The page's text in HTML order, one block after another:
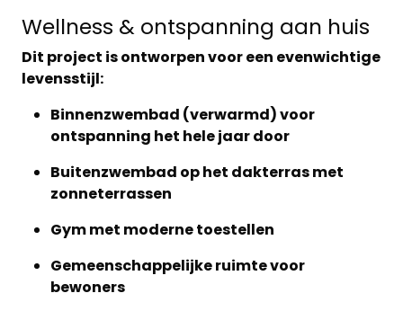
Wellness & ontspanning aan huis
Dit project is ontworpen voor een evenwichtige
levensstijl:
Binnenzwembad (verwarmd)voor
ontspanning het hele jaar door
Buitenzwembad op het dakterrasmet
zonneterrassen
Gymmet moderne toestellen
Gemeenschappelijke ruimte voor
bewoners